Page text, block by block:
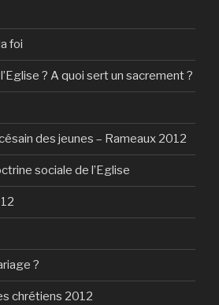
foi
? A quoi sert un sacrement ?
des jeunes – Rameaux 2012
sociale de l’Eglise
?
chrétiens 2012